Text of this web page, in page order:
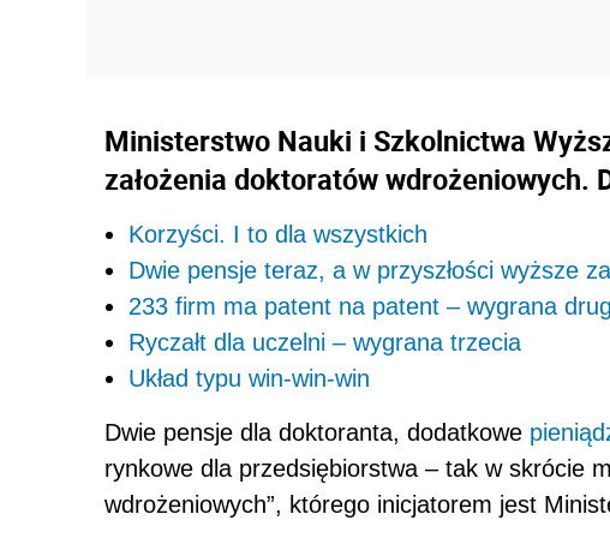
Ministerstwo Nauki i Szkolnictwa
założenia doktoratów wdrożeniowych.
Korzyści. I to dla wszystkich
Dwie pensje teraz, a w przyszłości wyższe
233 firm ma patent na patent – wygrana
Ryczałt dla uczelni – wygrana trzecia
Układ typu win-win-win
Dwie pensje dla doktoranta, dodatkowe
rynkowe dla przedsiębiorstwa – tak w skrócie
wdrożeniowych”, którego inicjatorem jest